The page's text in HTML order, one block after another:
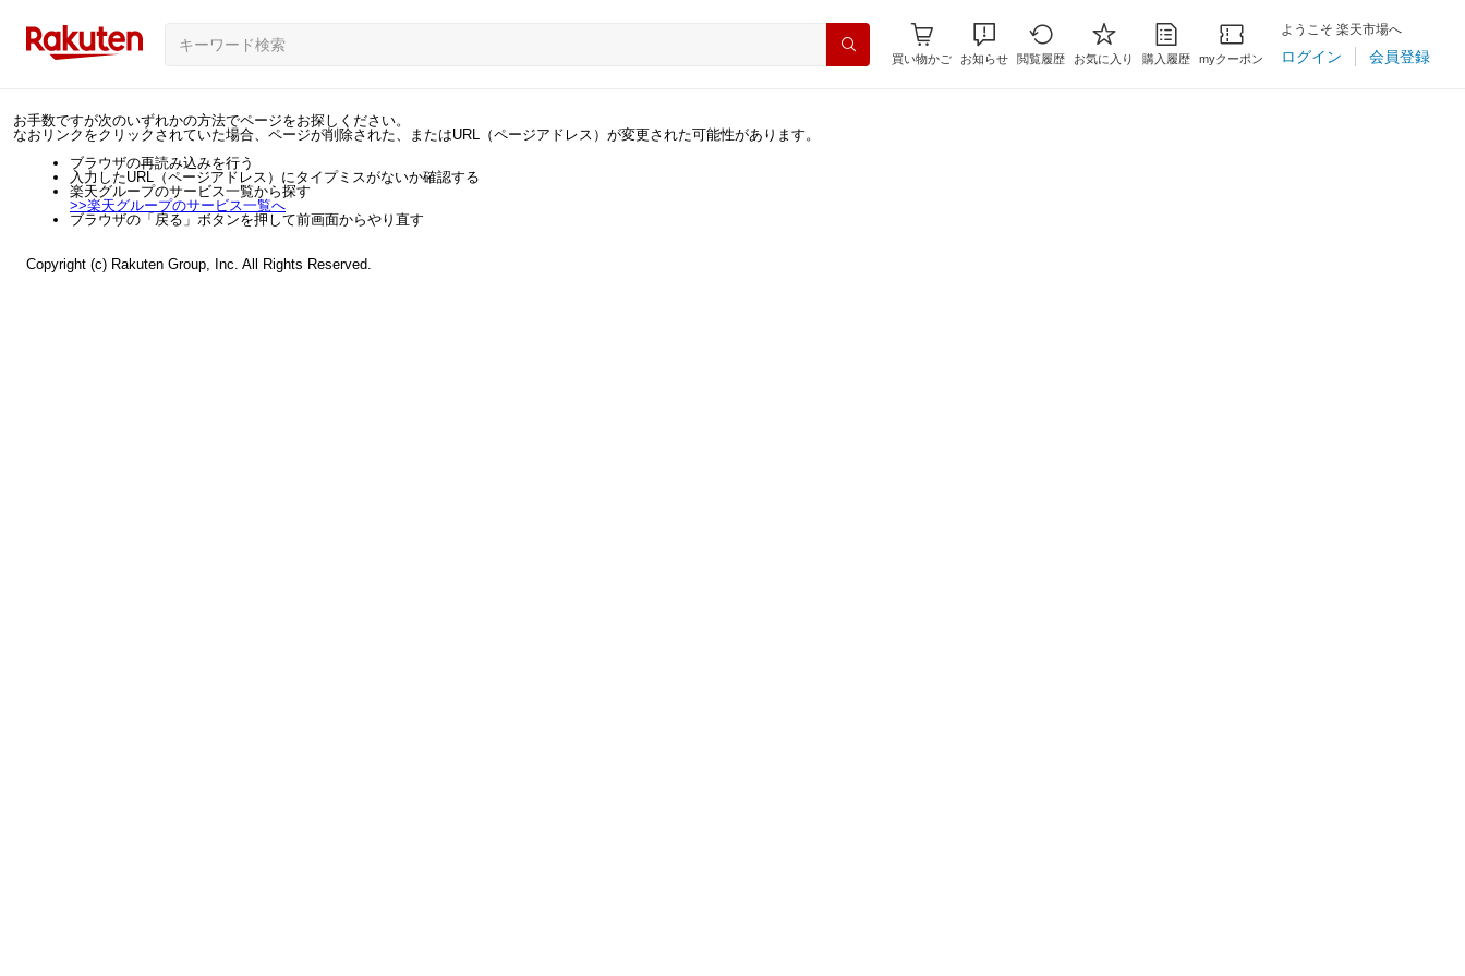
買い物かご お知らせ 閲覧履歴 お気に入り 購入履歴 myクーポン
ようこそ 楽天市場へ
ログイン 会員登録
お手数ですが次のいずれかの方法でページをお探しください。
なおリンクをクリックされていた場合、ページが削除された、またはURL（ページアドレス）が変更された可能性があります。
ブラウザの再読み込みを行う
入力したURL（ページアドレス）にタイプミスがないか確認する
楽天グループのサービス一覧から探す
>>楽天グループのサービス一覧へ
ブラウザの「戻る」ボタンを押して前画面からやり直す
Copyright (c) Rakuten Group, Inc. All Rights Reserved.